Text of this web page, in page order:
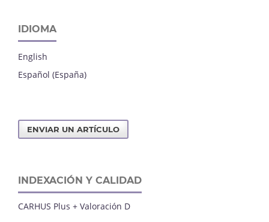
IDIOMA
English
Español (España)
ENVIAR UN ARTÍCULO
INDEXACIÓN Y CALIDAD
CARHUS Plus + Valoración D